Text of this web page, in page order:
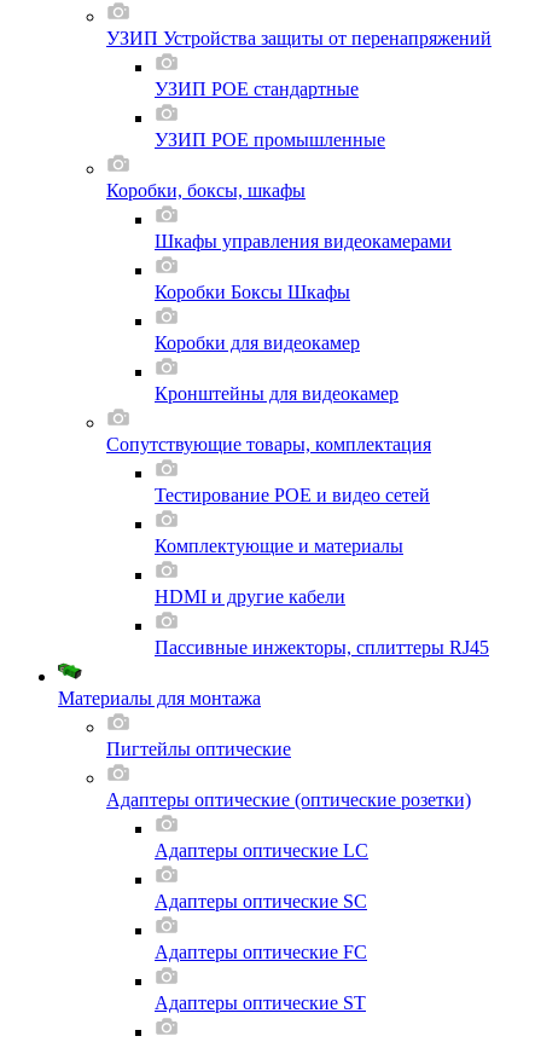
УЗИП Устройства защиты от перенапряжений
УЗИП POE стандартные
УЗИП POE промышленные
Коробки, боксы, шкафы
Шкафы управления видеокамерами
Коробки Боксы Шкафы
Коробки для видеокамер
Кронштейны для видеокамер
Сопутствующие товары, комплектация
Тестирование POE и видео сетей
Комплектующие и материалы
HDMI и другие кабели
Пассивные инжекторы, сплиттеры RJ45
Материалы для монтажа
Пигтейлы оптические
Адаптеры оптические (оптические розетки)
Адаптеры оптические LC
Адаптеры оптические SC
Адаптеры оптические FC
Адаптеры оптические ST